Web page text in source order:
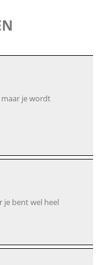
je wordt
je bent wel heel